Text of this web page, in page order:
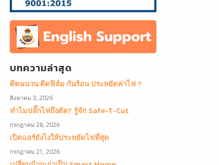
บทความล่าสุด
ติดฉนวน ติดฟิล์ม กันร้อน ประหยัดค่าไฟ ?
สิงหาคม 3, 2026
ทำไมปลั๊กไฟถึงตัด? รู้จัก Safe-T-Cut
กรกฎาคม 28, 2026
เปิดแอร์ยังไงให้ประหยัดไฟที่สุด
กรกฎาคม 21, 2026